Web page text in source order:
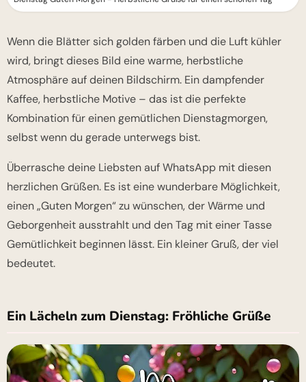
Wenn die Blätter sich golden färben und die Luft kühler
wird, bringt dieses Bild eine warme, herbstliche
Atmosphäre auf deinen Bildschirm. Ein dampfender
Kaffee, herbstliche Motive – das ist die perfekte
Kombination für einen gemütlichen Dienstagmorgen,
selbst wenn du gerade unterwegs bist.
Überrasche deine Liebsten auf WhatsApp mit diesen
herzlichen Grüßen. Es ist eine wunderbare Möglichkeit,
einen „Guten Morgen“ zu wünschen, der Wärme und
Geborgenheit ausstrahlt und den Tag mit einer Tasse
Gemütlichkeit beginnen lässt. Ein kleiner Gruß, der viel
bedeutet.
Ein Lächeln zum Dienstag: Fröhliche Grüße